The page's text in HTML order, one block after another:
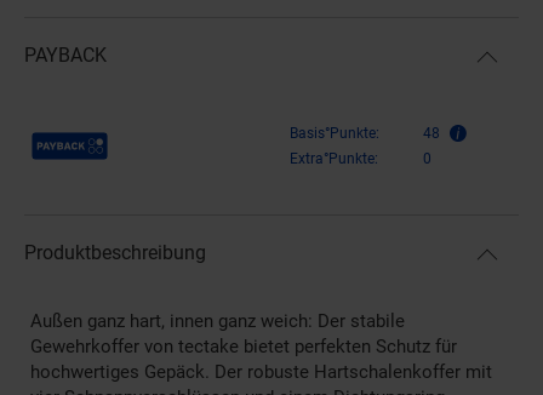
PAYBACK
Payback Punkte Basis°Punkte:
48
Extra°Punkte:
0
Produktbeschreibung
Außen ganz hart, innen ganz weich: Der stabile
Gewehrkoffer von tectake bietet perfekten Schutz für
hochwertiges Gepäck. Der robuste Hartschalenkoffer mit